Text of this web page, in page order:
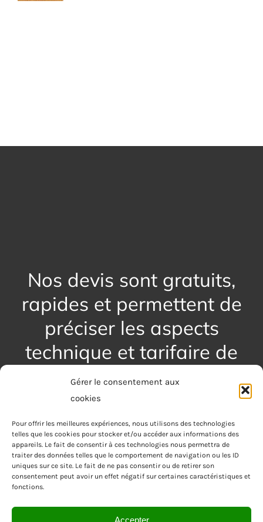
Gérer le consentement aux
cookies
Pour offrir les meilleures expériences, nous utilisons des technologies
telles que les cookies pour stocker et/ou accéder aux informations des
appareils. Le fait de consentir à ces technologies nous permettra de
traiter des données telles que le comportement de navigation ou les ID
uniques sur ce site. Le fait de ne pas consentir ou de retirer son
consentement peut avoir un effet négatif sur certaines caractéristiques et
fonctions.
Accepter
Nos devis sont gratuits,
rapides et permettent de
préciser les aspects
technique et tarifaire de
votre projet.
DEMANDER UN DEVIS